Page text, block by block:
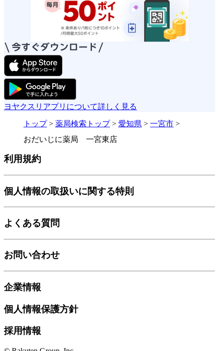
ヨヤクスリアプリについて詳しく見る
トップ> 薬局検索トップ> 愛知県 > 一宮市 >
おだいじに薬局 一宮東店
利用規約
個人情報の取扱いに関する特則
よくある質問
お問い合わせ
企業情報
個人情報保護方針
採用情報